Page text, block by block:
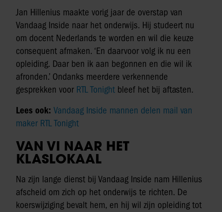
Jan Hillenius maakte vorig jaar de overstap van
Vandaag Inside naar het onderwijs. Hij studeert nu
om docent Nederlands te worden en wil die keuze
consequent afmaken. ‘En daarvoor volg ik nu een
opleiding. Daar ben ik aan begonnen en die wil ik
afronden.’ Ondanks meerdere verkennende
gesprekken voor RTL Tonight bleef het bij aftasten.
Lees ook: Vandaag Inside mannen delen mail van
maker RTL Tonight
VAN VI NAAR HET
KLASLOKAAL
Na zijn lange dienst bij Vandaag Inside nam Hillenius
afscheid om zich op het onderwijs te richten. De
koerswijziging bevalt hem, en hij wil zijn opleiding tot